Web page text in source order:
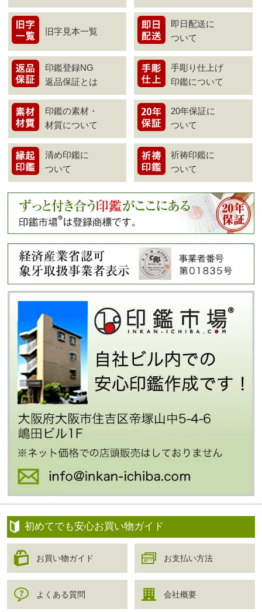
旧字見本一覧
即日配送に
ついて
印鑑登録NG
返品保証とは
手彫り仕上げ
印鑑について
印鑑の素材・
材質について
20年保証に
ついて
清め印鑑に
ついて
祈祷印鑑に
ついて
初めてでも安心お買い物ガイド
お買い物ガイド お支払い方法
よくある質問 会社概要